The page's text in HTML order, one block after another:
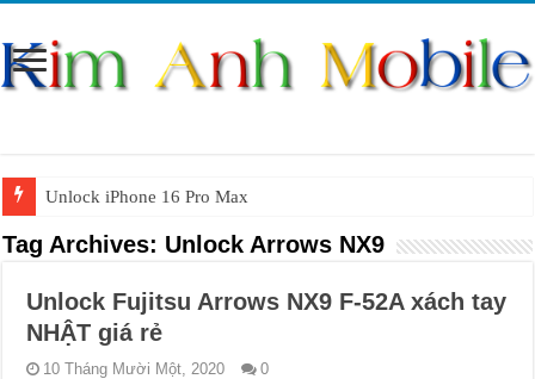
Unlock iPhone 16 Pro Max
Unlock iPhone 15 Pro Max lên quốc tế giá rẻ
Unlock Motorola Razr 2025
Tag Archives: Unlock Arrows NX9
Unlock Fujitsu Arrows NX9 F-52A xách tay
NHẬT giá rẻ
10 Tháng Mười Một, 2020 0